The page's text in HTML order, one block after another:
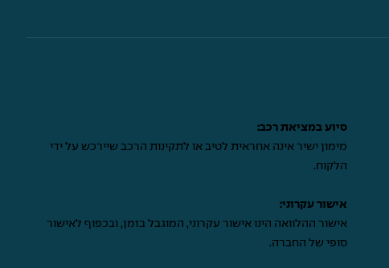
סיוע במציאת רכב:
מימון ישיר אינה אחראית לטיב או לתקינות הרכב שיירכש על ידי
הלקוח.
אישור עקרוני:
אישור ההלוואה הינו אישור עקרוני, המוגבל בזמן, ובכפוף לאישור
סופי של החברה.